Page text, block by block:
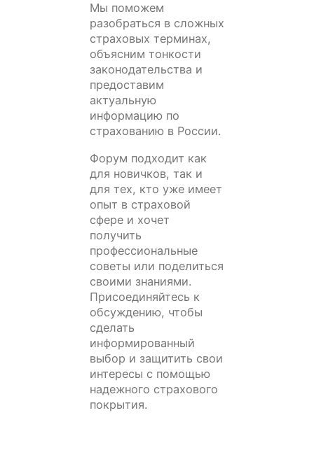
Мы поможем
разобраться в сложных
страховых терминах,
объясним тонкости
законодательства и
предоставим
актуальную
информацию по
страхованию в России.
Форум подходит как
для новичков, так и
для тех, кто уже имеет
опыт в страховой
сфере и хочет
получить
профессиональные
советы или поделиться
своими знаниями.
Присоединяйтесь к
обсуждению, чтобы
сделать
информированный
выбор и защитить свои
интересы с помощью
надежного страхового
покрытия.